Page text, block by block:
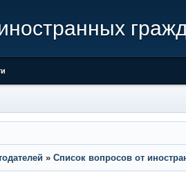
» Список вопросов от